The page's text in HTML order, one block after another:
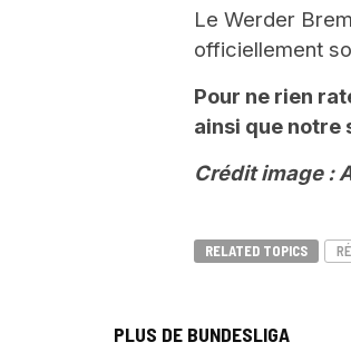
Le Werder
officiellement
Pour ne rien
ainsi que notre
Crédit image :
RELATED TOPICS
PLUS DE BUNDESLIGA